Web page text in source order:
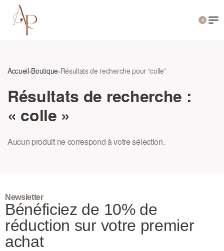
0
Accueil›Boutique›Résultats de recherche pour “colle”
Résultats de recherche :
« colle »
Aucun produit ne correspond à votre sélection.
Newsletter
Bénéficiez de 10% de
réduction sur votre premier
achat